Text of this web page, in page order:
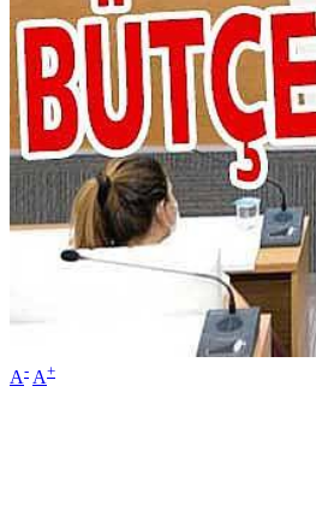
A- A+